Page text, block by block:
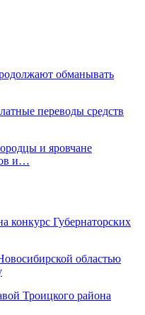
обманывать
переводы средств
и яровчане
и…
конкурс Губернаторских
областью
Троицкого района